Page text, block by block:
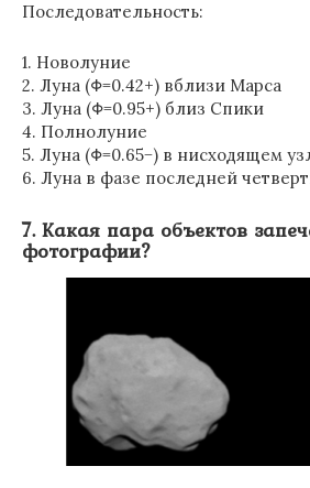
Последовательность:
1. Новолуние
2. Луна (Φ=0.42+) вблизи Марса
3. Луна (Φ=0.95+) близ Спики
4. Полнолуние
5. Луна (Φ=0.65−) в нисходящем
6. Луна в фазе последней
7. Какая пара объектов
фотографии?